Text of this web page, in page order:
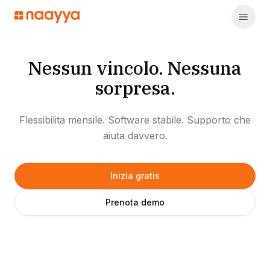
Nessun vincolo. Nessuna
sorpresa.
Flessibilita mensile. Software stabile. Supporto che
aiuta davvero.
Inizia gratis
Prenota demo